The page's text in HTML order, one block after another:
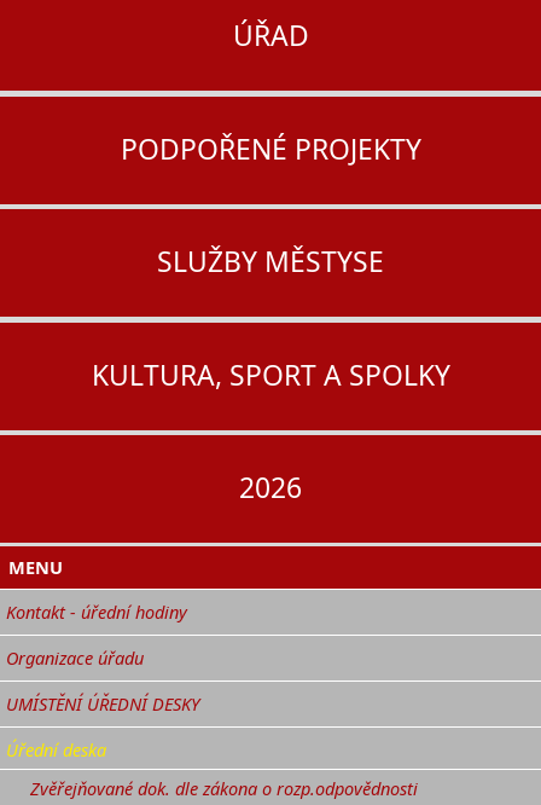
ÚŘAD
PODPOŘENÉ PROJEKTY
SLUŽBY MĚSTYSE
KULTURA, SPORT A SPOLKY
2026
MENU
Kontakt - úřední hodiny
Organizace úřadu
UMÍSTĚNÍ ÚŘEDNÍ DESKY
Úřední deska
Zvěřejňované dok. dle zákona o rozp.odpovědnosti